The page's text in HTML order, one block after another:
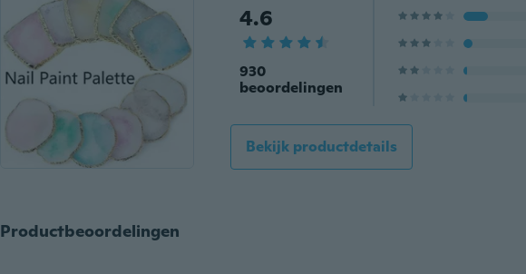
4.6
930
beoordelingen
Bekijk productdetails
Productbeoordelingen